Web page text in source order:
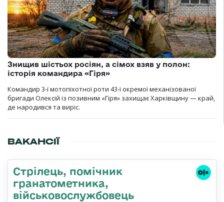
Знищив шістьох росіян, а сімох взяв у полон:
історія командира «Гіря»
Командир 3-ї мотопіхотної роти 43-ї окремої механізованої
бригади Олексій із позивним «Гіря» захищає Харківщину — край,
де народився та виріс.
ВАКАНСІЇ
Стpілець, помічник
гpанатометника,
військовослужбовець